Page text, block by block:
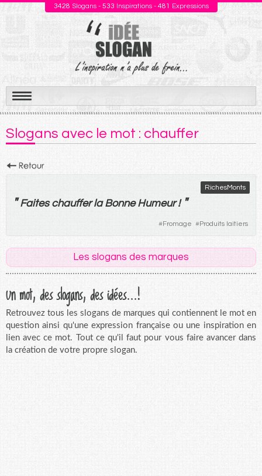
3428 Slogans - 533 Inspirations - 481 Expressions
Aller
au
contenu
Slogans avec le mot : chauffer
RichesMonts
" Faites chauffer la Bonne Humeur! "
#Fromage #Produits laitiers
Les slogans des marques
Un mot, des slogans, des idées...!
Retrouvez tous les slogans de marques qui contiennent le mot en
question ainsi qu'une expression française ou une inspiration en
lien avec ce mot. Tout ce qu'il faut pour vous faire avancer dans
la création de votre propre slogan.